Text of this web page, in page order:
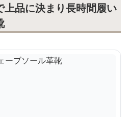
上品に決まり長時間履い